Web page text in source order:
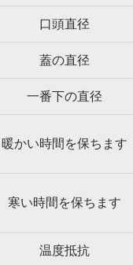
口頭直径
蓋の直径
一番下の直径
暖かい時間を保ちます
寒い時間を保ちます
温度抵抗